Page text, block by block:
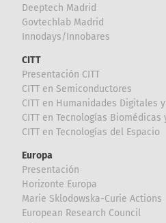
Deeptech Madrid
Govtechlab Madrid
Innodays/Innobares
CITT
Presentación CITT
CITT en Semiconductores
CITT en Humanidades Digitales
CITT en Tecnologías
CITT en Tecnologías del Espacio
Europa
Presentación
Horizonte Europa
Marie Sklodowska-Curie Actions
European Research Council